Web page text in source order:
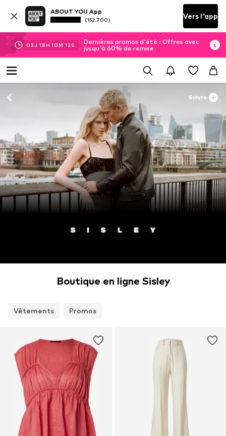
ABOUT YOU App
(152.700) Vers l'app
03J 18H 10M 11 S
Dernières promos d'été : Offres avec
jusqu'à 60% de remise
Suivre
Boutique en ligne Sisley
Vêtements Promos